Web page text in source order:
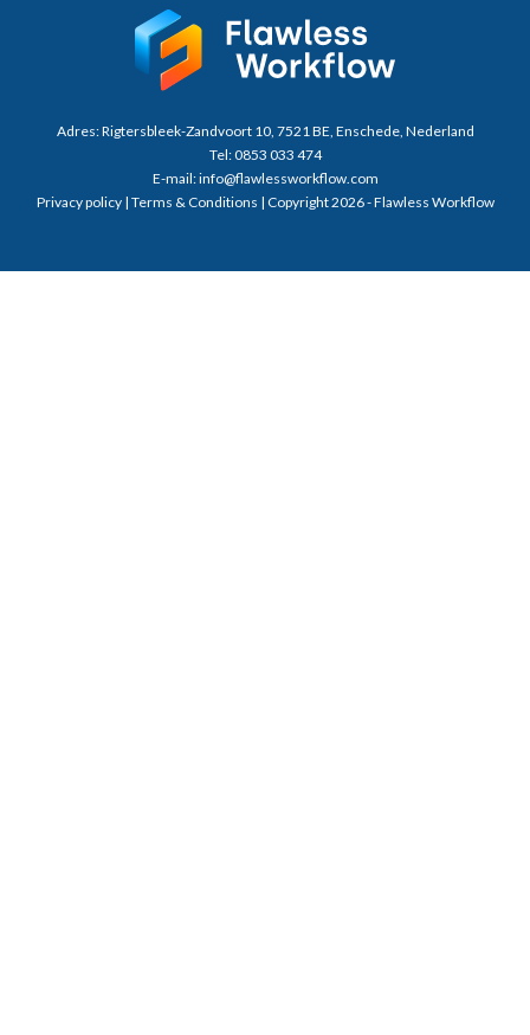
Adres:Rigtersbleek-Zandvoort 10, 7521 BE, Enschede, Nederland
Tel:0853 033 474
E-mail:info@flawlessworkflow.com
Privacy policy| Terms & Conditions | Copyright 2026 - Flawless Workflow